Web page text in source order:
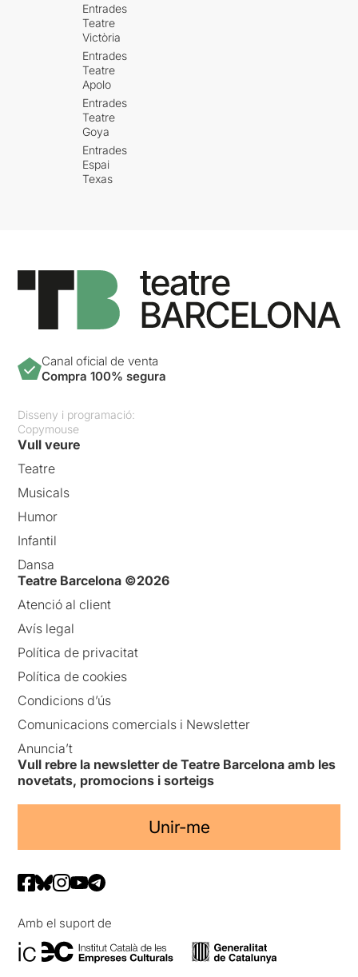
Entrades
Teatre
Victòria
Entrades
Teatre
Apolo
Entrades
Teatre
Goya
Entrades
Espai
Texas
Canal oficial de venta
Compra 100% segura
Disseny i programació:
Copymouse
Vull veure
Teatre
Musicals
Humor
Infantil
Dansa
Teatre Barcelona ©2026
Atenció al client
Avís legal
Política de privacitat
Política de cookies
Condicions d’ús
Comunicacions comercials i Newsletter
Anuncia’t
Vull rebre la newsletter de Teatre Barcelona amb les
novetats, promocions i sorteigs
Unir-me
Amb el suport de